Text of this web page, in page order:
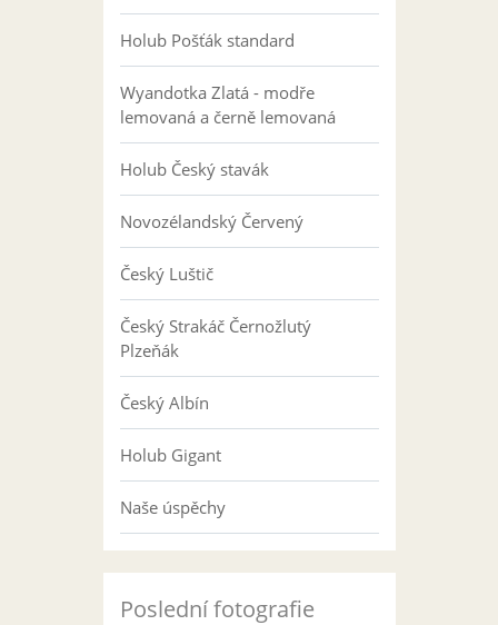
Holub Pošťák standard
Wyandotka Zlatá - modře
lemovaná a černě lemovaná
Holub Český stavák
Novozélandský Červený
Český Luštič
Český Strakáč Černožlutý
Plzeňák
Český Albín
Holub Gigant
Naše úspěchy
Poslední fotografie